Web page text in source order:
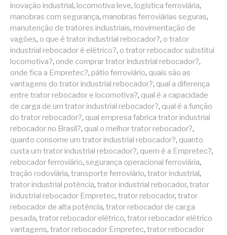
inovação industrial, locomotiva leve, logística ferroviária,
manobras com segurança, manobras ferroviárias seguras,
manutenção de tratores industriais, movimentação de
vagões, o que é trator industrial rebocador?, o trator
industrial rebocador é elétrico?, o trator rebocador substitui
locomotiva?, onde comprar trator industrial rebocador?,
onde fica a Empretec?, pátio ferroviário, quais são as
vantagens do trator industrial rebocador?, qual a diferença
entre trator rebocador e locomotiva?, qual é a capacidade
de carga de um trator industrial rebocador?, qual é a função
do trator rebocador?, qual empresa fabrica trator industrial
rebocador no Brasil?, qual o melhor trator rebocador?,
quanto consome um trator industrial rebocador?, quanto
custa um trator industrial rebocador?, quem é a Empretec?,
rebocador ferroviário, segurança operacional ferroviária,
tração rodoviária, transporte ferroviário, trator industrial,
trator industrial potência, trator industrial rebocador, trator
industrial rebocador Empretec, trator rebocador, trator
rebocador de alta potência, trator rebocador de carga
pesada, trator rebocador elétrico, trator rebocador elétrico
vantagens, trator rebocador Empretec, trator rebocador